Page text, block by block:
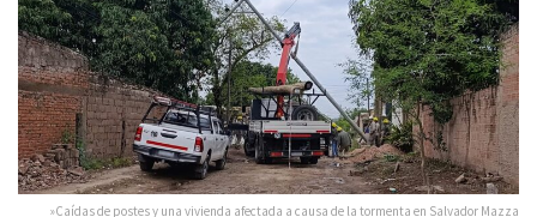
»Caídas de postes y una vivienda afectada a causa de la tormenta en Salvador Mazza